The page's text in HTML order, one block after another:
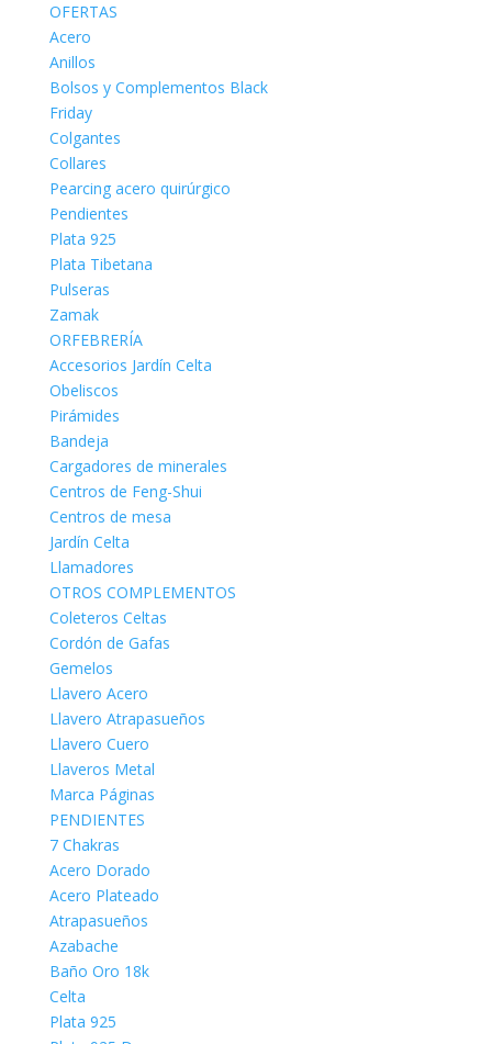
OFERTAS
Acero
Anillos
Bolsos y Complementos Black
Friday
Colgantes
Collares
Pearcing acero quirúrgico
Pendientes
Plata 925
Plata Tibetana
Pulseras
Zamak
ORFEBRERÍA
Accesorios Jardín Celta
Obeliscos
Pirámides
Bandeja
Cargadores de minerales
Centros de Feng-Shui
Centros de mesa
Jardín Celta
Llamadores
OTROS COMPLEMENTOS
Coleteros Celtas
Cordón de Gafas
Gemelos
Llavero Acero
Llavero Atrapasueños
Llavero Cuero
Llaveros Metal
Marca Páginas
PENDIENTES
7 Chakras
Acero Dorado
Acero Plateado
Atrapasueños
Azabache
Baño Oro 18k
Celta
Plata 925